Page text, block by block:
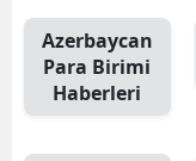
Azerbaycan
Para Birimi
Haberleri